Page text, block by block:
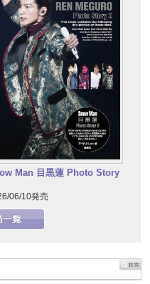
Man 目黒蓮 Photo Story
06/10発売